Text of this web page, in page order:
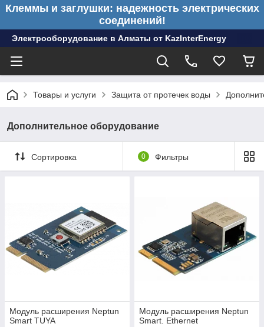
Клеммы и заглушки: надежность электрических
соединений!
Электрооборудование в Алматы от KazInterEnergy
Товары и услуги Защита от протечек воды
Дополнительное оборудование
Сортировка 0 Фильтры
Модуль расширения Neptun
Smart TUYA
Модуль расширения Neptun
Smart. Ethernet